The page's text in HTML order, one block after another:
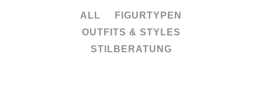
ALL
FIGURTYPEN
OUTFITS & STYLES
STILBERATUNG